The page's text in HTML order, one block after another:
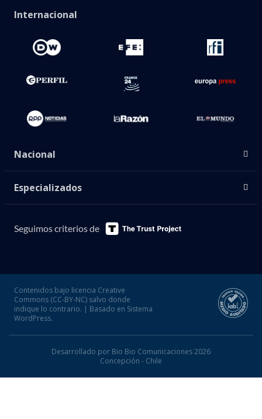
Internacional
Nacional
Especializados
Seguimos criterios de
Contenidos bajo licencia Creative
Commons (CC-BY-NC) salvo donde
indique lo contrario. | Basado en Sistema
WordPress.
Desarrollado por Bio Bio Comunicaciones 2026
Concepción - Chile